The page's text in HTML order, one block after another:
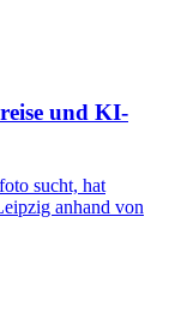
und KI-
sucht, hat
anhand von